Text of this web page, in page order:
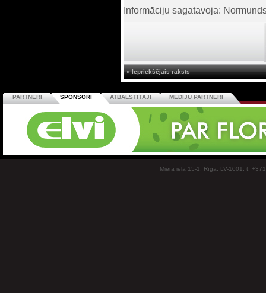
Informāciju sagatavoja:
« Iepriekšējais raksts
PARTNERI SPONSORI ATBALSTĪTĀJI MEDIJU PARTNERI
Miera iela 15-1, Rīga, LV-1001, t: